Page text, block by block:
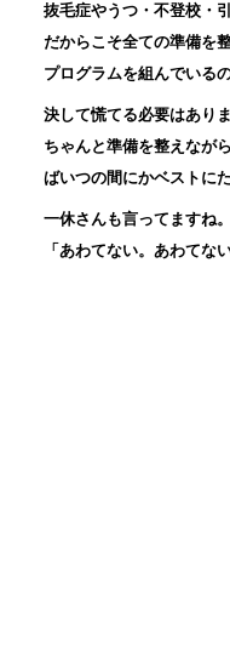
抜毛症やうつ・不登校・
だからこそ全ての準備を
プログラムを組んでいるの
決して慌てる必要はありま
ちゃんと準備を整えなが
ばいつの間にかベストに
一休さんも言ってますね。
「あわてない。あわてな